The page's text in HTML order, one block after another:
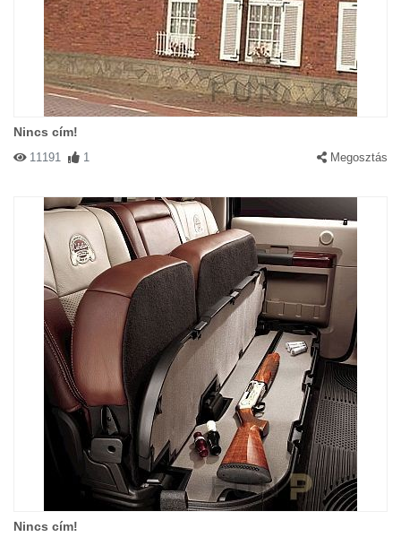
Nincs cím!
11191 1 Megosztás
Nincs cím!